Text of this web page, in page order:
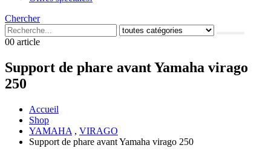
Chercher
00 article
Support de phare avant Yamaha virago
250
Accueil
Shop
YAMAHA , VIRAGO
Support de phare avant Yamaha virago 250